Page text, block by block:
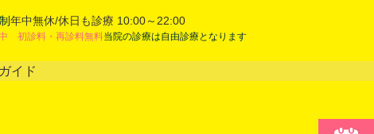
年中無休/休日も診療 10:00～22:00
初診料・再診料無料当院の診療は自由診療となります
イド